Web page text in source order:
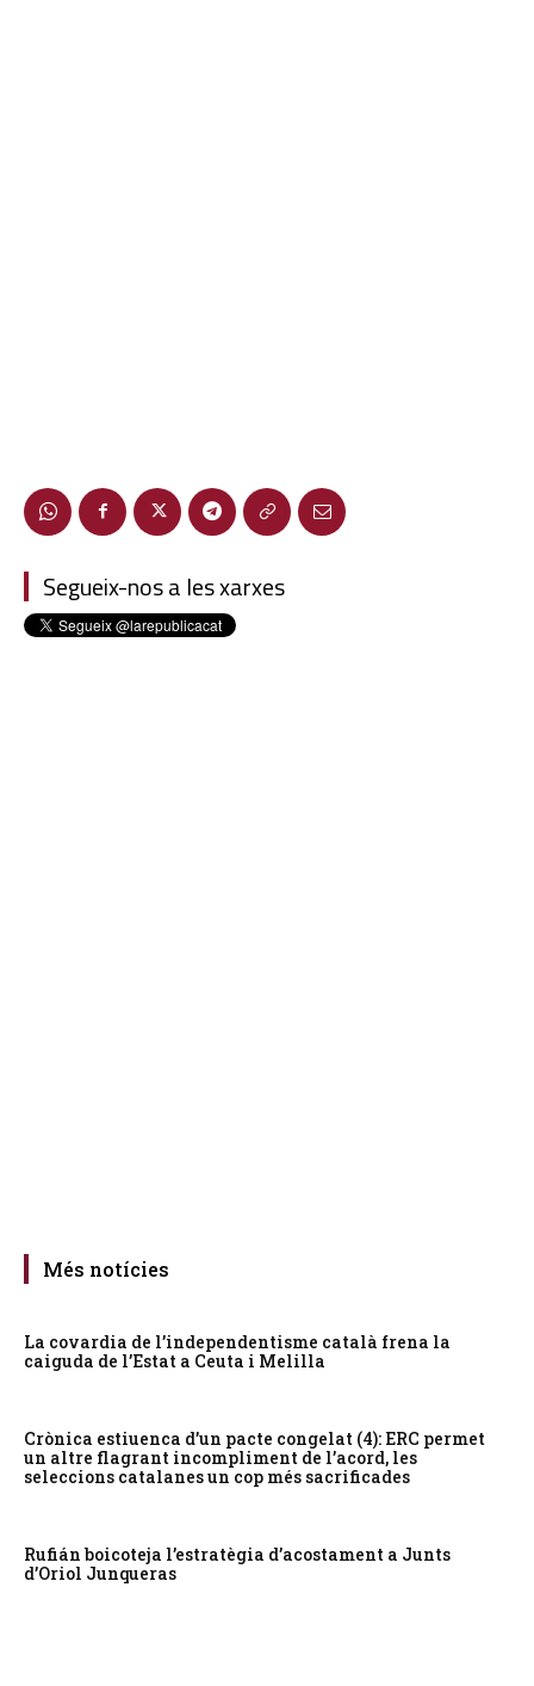
Segueix-nos a les xarxes
Més notícies
La covardia de l’independentisme català frena la
caiguda de l’Estat a Ceuta i Melilla
Crònica estiuenca d’un pacte congelat (4): ERC permet
un altre flagrant incompliment de l’acord, les
seleccions catalanes un cop més sacrificades
Rufián boicoteja l’estratègia d’acostament a Junts
d’Oriol Junqueras